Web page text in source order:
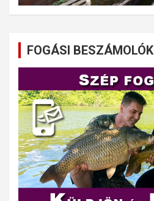
FOGÁSI BESZÁMOLÓK